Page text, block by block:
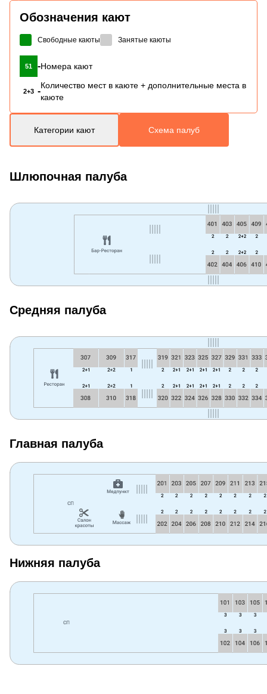
Обозначения кают
Свободные каюты Занятые каюты
51 -Номера кают
2+3 -
Количество мест в каюте + дополнительные места в
каюте
Категории кают Схема палуб
Шлюпочная палуба
Средняя палуба
Главная палуба
Нижняя палуба